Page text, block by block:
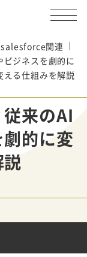
salesforce関連
ジネスを劇的に
える仕組みを解説
来のAI
的に変